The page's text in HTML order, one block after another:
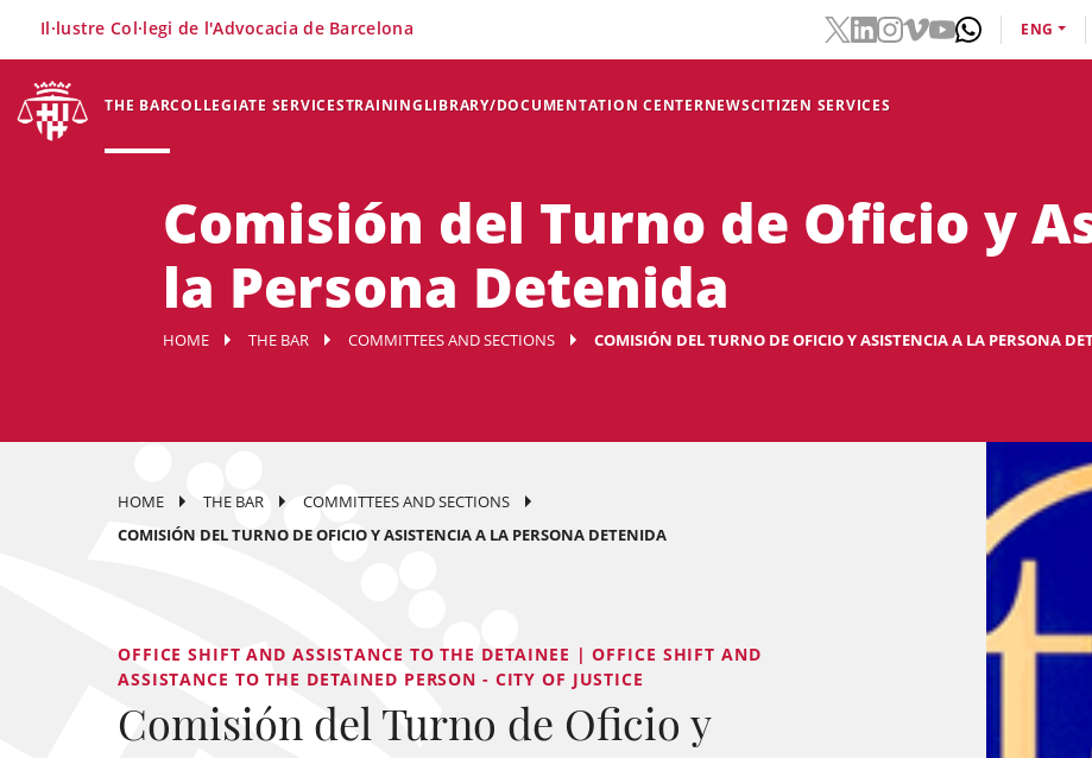
THE BARCOLLEGIATE SERVICESTRAININGLIBRARY/DOCUMENTATION CENTERNEWSCITIZEN SERVICES
Il·lustre Col·legi de l'Advocacia de Barcelona ENG
Comisión del Turno de Oficio y
la Persona Detenida
HOME THE BAR COMMITTEES AND SECTIONS COMISIÓN DEL TURNO DE OFICIO Y ASISTENCIA A LA PERSONA
HOME THE BAR
COMMITTEES AND SECTIONS
COMISIÓN DEL TURNO DE OFICIO Y ASISTENCIA A LA PERSONA DETENIDA
OFFICE SHIFT AND ASSISTANCE TO THE DETAINEE | OFFICE SHIFT AND
ASSISTANCE TO THE DETAINED PERSON - CITY OF JUSTICE
Comisión del Turno de Oficio y